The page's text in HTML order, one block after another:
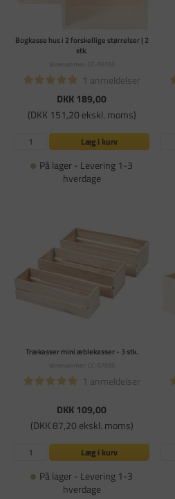
Bogkasse hus i 2 forskellige størrelser | 2
stk.
Varenummer: CC-56163
1 anmeldelser
DKK 189,00
(DKK 151,20 ekskl. moms)
Læg i kurv
På lager - Levering 1-3
hverdage
Trækasser mini æblekasser - 3 stk.
Varenummer: CC-57695
1 anmeldelser
DKK 109,00
(DKK 87,20 ekskl. moms)
Læg i kurv
På lager - Levering 1-3
hverdage